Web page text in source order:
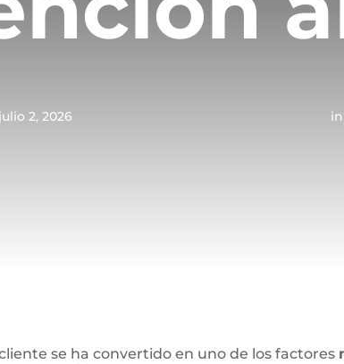
julio 2, 2026 in
se ha convertido en uno de los factores